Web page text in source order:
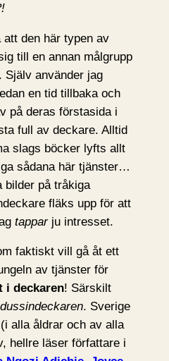
den här typen av
till en annan målgrupp
Själv använder jag
en tid tillbaka och
på deras förstasida i
full av deckare. Alltid
slags böcker lyfts allt
sådana här tjänster…
bilder på tråkiga
fläks upp för att
tapparju intresset.
faktiskt vill gå åt ett
av tjänster för
i deckaren! Särskilt
dussindeckaren. Sverige
alla åldrar och av alla
hellre läser författare i